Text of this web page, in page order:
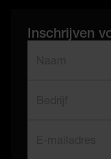
Inschrijven